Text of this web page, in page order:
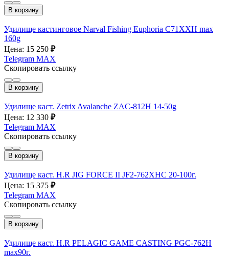
В корзину
Удилище кастинговое Narval Fishing Euphoria C71XXH max
160g
Цена: 15 250 ₽
Telegram MAX
Скопировать ссылку
В корзину
Удилище каст. Zetrix Avalanche ZAC-812H 14-50g
Цена: 12 330 ₽
Telegram MAX
Скопировать ссылку
В корзину
Удилище каст. H.R JIG FORCE II JF2-762XHC 20-100г.
Цена: 15 375 ₽
Telegram MAX
Скопировать ссылку
В корзину
Удилище каст. H.R PELAGIC GAME CASTING PGC-762H
max90г.